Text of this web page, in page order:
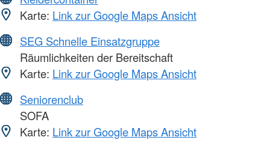
Karte: Link zur Google Maps Ansicht
SEG Schnelle Einsatzgruppe
Räumlichkeiten der Bereitschaft
Karte: Link zur Google Maps Ansicht
Seniorenclub
SOFA
Karte: Link zur Google Maps Ansicht